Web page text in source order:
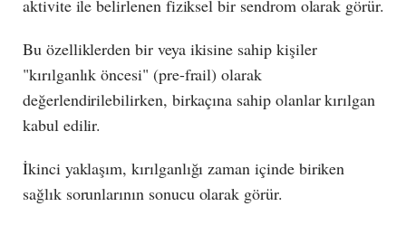
aktivite ile belirlenen fiziksel bir sendrom olarak görür.
Bu özelliklerden bir veya ikisine sahip kişiler
"kırılganlık öncesi" (pre-frail) olarak
değerlendirilebilirken, birkaçına sahip olanlar kırılgan
kabul edilir.
İkinci yaklaşım, kırılganlığı zaman içinde biriken
sağlık sorunlarının sonucu olarak görür.